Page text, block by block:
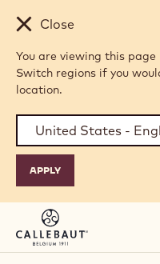
Skip to main content
Close
You are viewing this
Switch regions if you
location.